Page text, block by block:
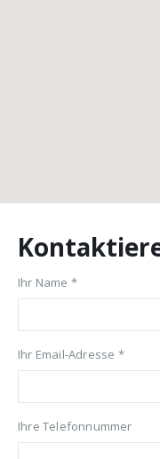
Ihr Name *
Ihr Email-Adresse *
Ihre Telefonnummer